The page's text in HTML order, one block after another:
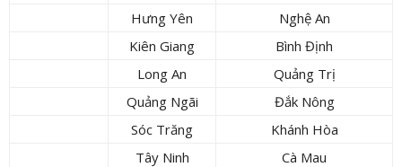
Hưng Yên
Nghệ An
Kiên Giang
Bình Định
Long An
Quảng Trị
Quảng Ngãi
Đắk Nông
Sóc Trăng
Khánh Hòa
Tây Ninh
Cà Mau